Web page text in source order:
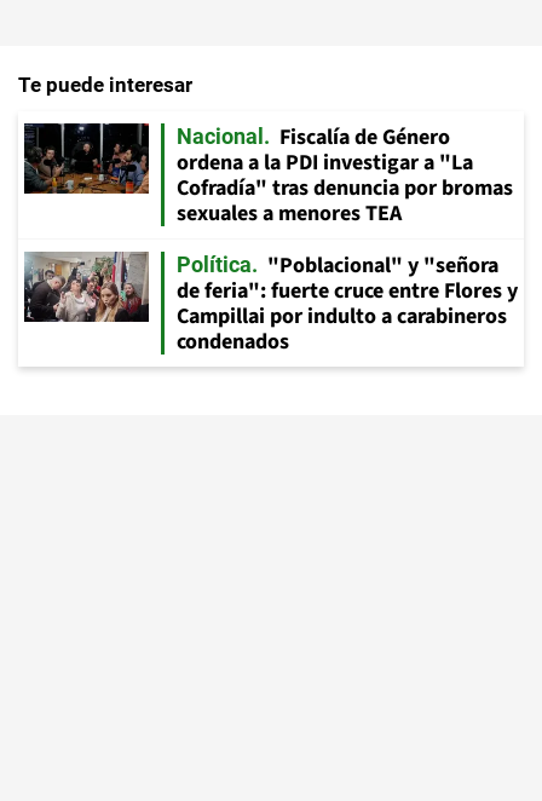
Te puede interesar
Nacional
Fiscalía de Género
ordena a la PDI investigar a "La
Cofradía" tras denuncia por bromas
sexuales a menores TEA
Política
"Poblacional" y "señora
de feria": fuerte cruce entre Flores y
Campillai por indulto a carabineros
condenados